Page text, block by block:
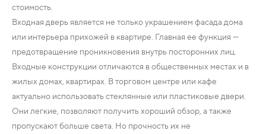
стоимость.
Входная дверь является не только украшением фасада дома
или интерьера прихожей в квартире. Главная ее функция —
предотвращение проникновения внутрь посторонних лиц.
Входные конструкции отличаются в общественных местах и в
жилых домах, квартирах. В торговом центре или кафе
актуально использовать стеклянные или пластиковые двери.
Они легкие, позволяют получить хороший обзор, а также
пропускают больше света. Но прочность их не